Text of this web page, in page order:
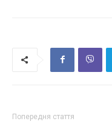
Попередня стаття